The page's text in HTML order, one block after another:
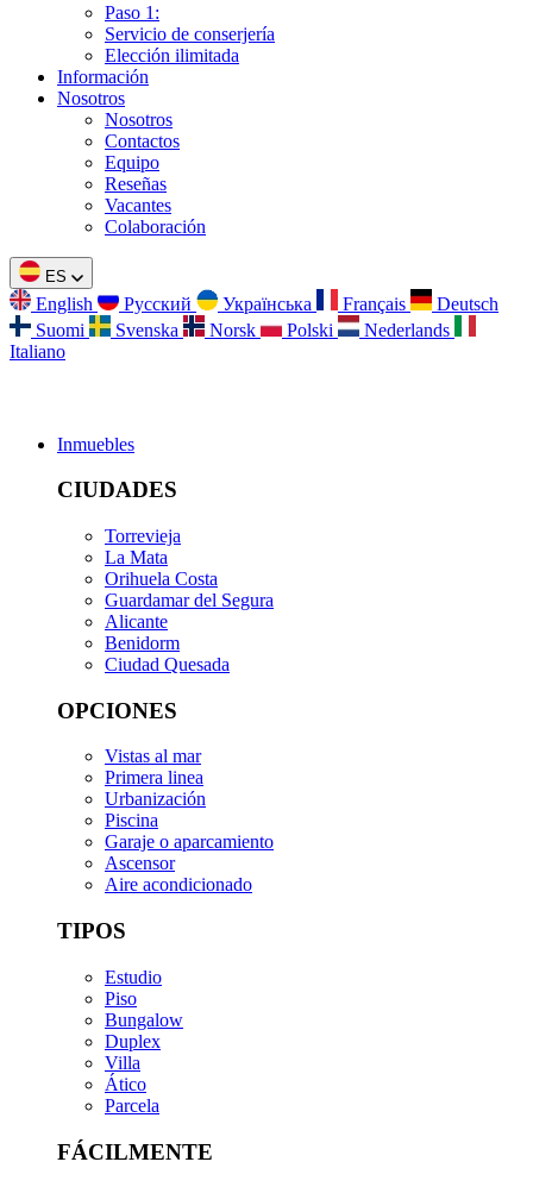
Paso 1:
Servicio de conserjería
Elección ilimitada
Información
Nosotros
Nosotros
Contactos
Equipo
Reseñas
Vacantes
Colaboración
ES
English Русский Українська Français
Deutsch
Suomi
Svenska Norsk Polski
Nederlands
Italiano
Inmuebles
CIUDADES
Torrevieja
La Mata
Orihuela Costa
Guardamar del Segura
Alicante
Benidorm
Ciudad Quesada
OPCIONES
Vistas al mar
Primera linea
Urbanización
Piscina
Garaje o aparcamiento
Ascensor
Aire acondicionado
TIPOS
Estudio
Piso
Bungalow
Duplex
Villa
Ático
Parcela
FÁCILMENTE